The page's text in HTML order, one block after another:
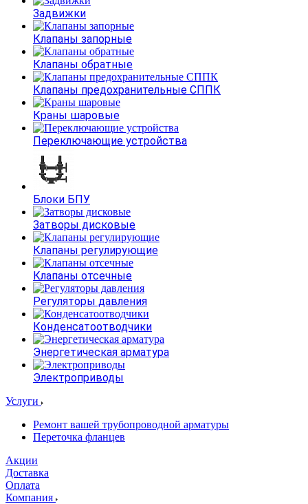
Задвижки
Клапаны запорные
Клапаны обратные
Клапаны предохранительные СППК
Краны шаровые
Переключающие устройства
Блоки БПУ
Затворы дисковые
Клапаны регулирующие
Клапаны отсечные
Регуляторы давления
Конденсатоотводчики
Энергетическая арматура
Электроприводы
Услуги
Ремонт вашей трубопроводной арматуры
Переточка фланцев
Акции
Доставка
Оплата
Компания